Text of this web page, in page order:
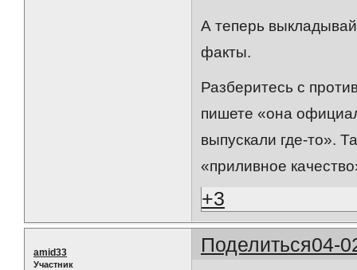
А теперь
факты.
Разберитесь с
пишете «она
выпускали где-то».
«приливное
+3
Поделиться04-
amid33
Участник